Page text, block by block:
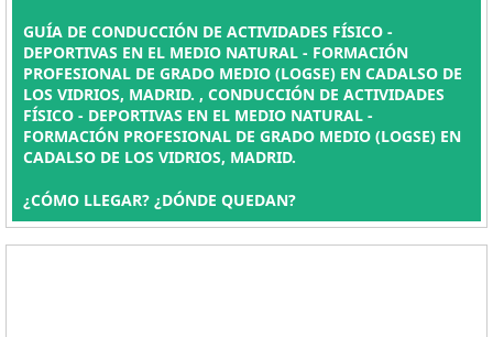
GUÍA DE CONDUCCIÓN DE ACTIVIDADES FÍSICO -
DEPORTIVAS EN EL MEDIO NATURAL - FORMACIÓN
PROFESIONAL DE GRADO MEDIO (LOGSE) EN CADALSO DE
LOS VIDRIOS, MADRID. , CONDUCCIÓN DE ACTIVIDADES
FÍSICO - DEPORTIVAS EN EL MEDIO NATURAL -
FORMACIÓN PROFESIONAL DE GRADO MEDIO (LOGSE) EN
CADALSO DE LOS VIDRIOS, MADRID.
¿CÓMO LLEGAR? ¿DÓNDE QUEDAN?